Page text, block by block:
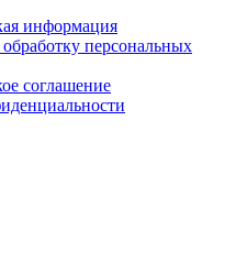
информация
персональных
соглашение